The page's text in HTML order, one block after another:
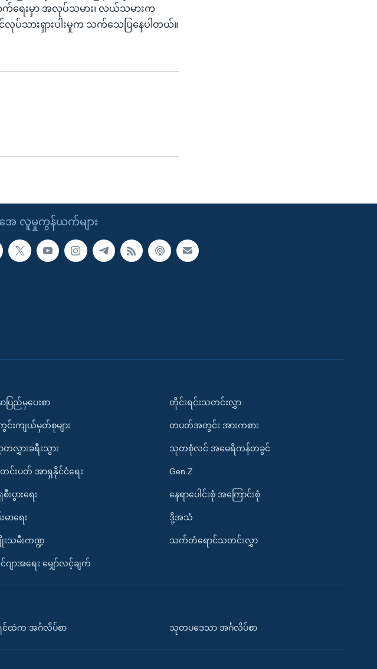
ရေးမှာ အလုပ်သမား၊ လယ်သမားက
လုပ်သားရှားပါးမှုက သက်သေပြနေပါတယ်။
ေ လူမှုကွန်ယက်များ
ာပြည်မှပေးစာ
ကွင်းကျယ်မှတ်စုများ
တလွှားခရီးသွား
င်းပတ် အာရှနိုင်ငံရေး
းပွားရေး
မာရေး
းသမီးကဏ္ဍ
ျာအရေး မျှော်လင့်ချက်
တိုင်းရင်းသတင်းလွှာ
တပတ်အတွင်း အားကစား
သုတစုံလင် အမေရိကန်တခွင်
Gen Z
နေရာပေါင်းစုံ အကြောင်းစုံ
ဒို့အသံ
သက်တံရောင်သတင်းလွှာ
င်ထဲက အင်္ဂလိပ်စာ သုတပဒေသာ အင်္ဂလိပ်စာ